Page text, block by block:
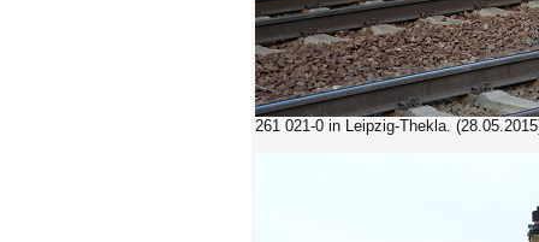
261 021-0 in Leipzig-Thekla.